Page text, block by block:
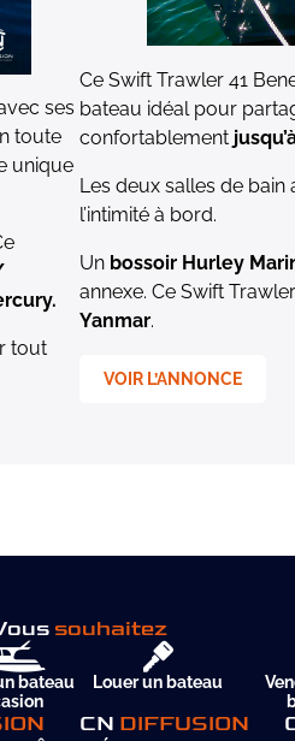
ses
toute
unique
tout
Ce Swift Trawler 41
bateau idéal pour
confortablement
Les deux salles de
l’intimité à bord.
Un bossoir Hurley
annexe. Ce Swift
Yanmar.
VOIR L’ANNONCE
souhaitez
bateau
Louer un bateau
CN DIFFUSION